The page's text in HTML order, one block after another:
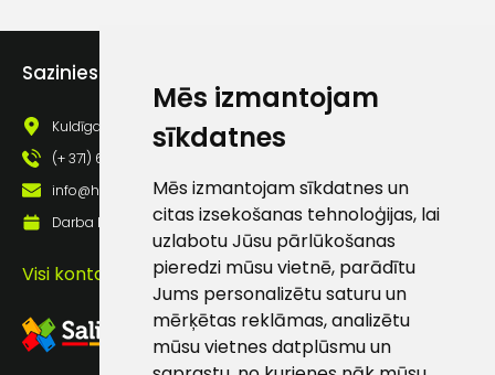
Mēs izmantojam
sīkdatnes
Mēs izmantojam sīkdatnes un
citas izsekošanas tehnoloģijas, lai
uzlabotu Jūsu pārlūkošanas
pieredzi mūsu vietnē, parādītu
Jums personalizētu saturu un
mērķētas reklāmas, analizētu
mūsu vietnes datplūsmu un
Sazinies ar mums
Kuldīgas iela 69a, Saldus, Saldus nov., LV - 3801
(+ 371) 63 881 186
info@hards.lv
Darba laiks: Darbadienās: 8:00 - 17:00
Visi kontakti